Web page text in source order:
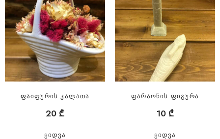
ფაიფურის კალათა
20 ₾
ᲧᲘᲓᲕᲐ
ფარაონის ფიგურა
10 ₾
ᲧᲘᲓᲕᲐ